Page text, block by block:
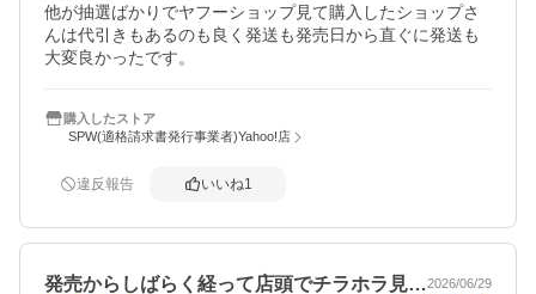
他が抽選ばかりでヤフーショップ見て購入したショップさ
んは代引きもあるのも良く発送も発売日から直ぐに発送も
購入したストア
SPW(適格請求書発行事業者)Yahoo!店
違反報告 いいね1
発売からしばらく経って店頭でチラホラ見…2026/06/29